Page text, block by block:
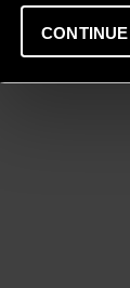
CONTINUE